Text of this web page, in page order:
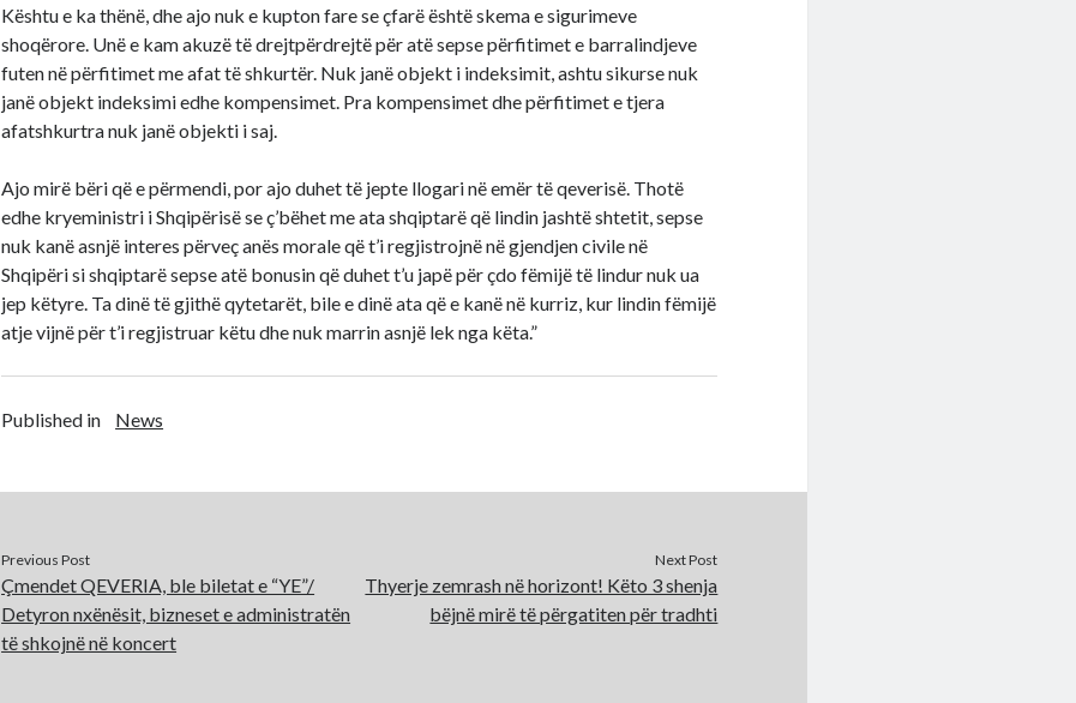
Kështu e ka thënë, dhe ajo nuk e kupton fare se çfarë është skema e sigurimeve
shoqërore. Unë e kam akuzë të drejtpërdrejtë për atë sepse përfitimet e barralindjeve
futen në përfitimet me afat të shkurtër. Nuk janë objekt i indeksimit, ashtu sikurse nuk
janë objekt indeksimi edhe kompensimet. Pra kompensimet dhe përfitimet e tjera
afatshkurtra nuk janë objekti i saj.
Ajo mirë bëri që e përmendi, por ajo duhet të jepte llogari në emër të qeverisë. Thotë
edhe kryeministri i Shqipërisë se ç’bëhet me ata shqiptarë që lindin jashtë shtetit, sepse
nuk kanë asnjë interes përveç anës morale që t’i regjistrojnë në gjendjen civile në
Shqipëri si shqiptarë sepse atë bonusin që duhet t’u japë për çdo fëmijë të lindur nuk ua
jep këtyre. Ta dinë të gjithë qytetarët, bile e dinë ata që e kanë në kurriz, kur lindin fëmijë
atje vijnë për t’i regjistruar këtu dhe nuk marrin asnjë lek nga këta.”
Published in News
Previous Post
Çmendet QEVERIA, ble biletat e “YE”/
Detyron nxënësit, bizneset e administratën
të shkojnë në koncert
Next Post
Thyerje zemrash në horizont! Këto 3 shenja
bëjnë mirë të përgatiten për tradhti